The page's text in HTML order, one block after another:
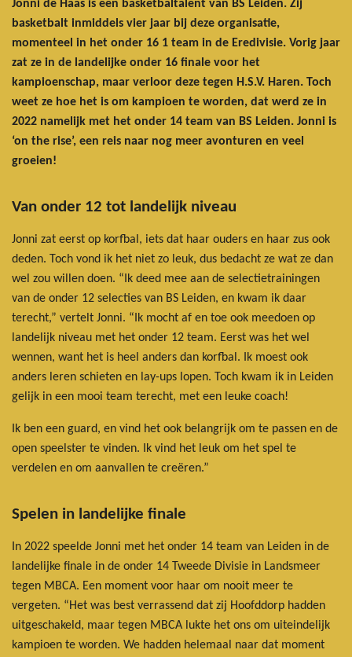
Jonni de Haas is een basketbaltalent van BS Leiden. Zij
basketbalt inmiddels vier jaar bij deze organisatie,
momenteel in het onder 16 1 team in de Eredivisie. Vorig jaar
zat ze in de landelijke onder 16 finale voor het
kampioenschap, maar verloor deze tegen H.S.V. Haren. Toch
weet ze hoe het is om kampioen te worden, dat werd ze in
2022 namelijk met het onder 14 team van BS Leiden. Jonni is
‘on the rise’, een reis naar nog meer avonturen en veel
groeien!
Van onder 12 tot landelijk niveau
Jonni zat eerst op korfbal, iets dat haar ouders en haar zus ook
deden. Toch vond ik het niet zo leuk, dus bedacht ze wat ze dan
wel zou willen doen. “Ik deed mee aan de selectietrainingen
van de onder 12 selecties van BS Leiden, en kwam ik daar
terecht,” vertelt Jonni. “Ik mocht af en toe ook meedoen op
landelijk niveau met het onder 12 team. Eerst was het wel
wennen, want het is heel anders dan korfbal. Ik moest ook
anders leren schieten en lay-ups lopen. Toch kwam ik in Leiden
gelijk in een mooi team terecht, met een leuke coach!
Ik ben een guard, en vind het ook belangrijk om te passen en de
open speelster te vinden. Ik vind het leuk om het spel te
verdelen en om aanvallen te creëren.”
Spelen in landelijke finale
In 2022 speelde Jonni met het onder 14 team van Leiden in de
landelijke finale in de onder 14 Tweede Divisie in Landsmeer
tegen MBCA. Een moment voor haar om nooit meer te
vergeten. “Het was best verrassend dat zij Hoofddorp hadden
uitgeschakeld, maar tegen MBCA lukte het ons om uiteindelijk
kampioen te worden. We hadden helemaal naar dat moment